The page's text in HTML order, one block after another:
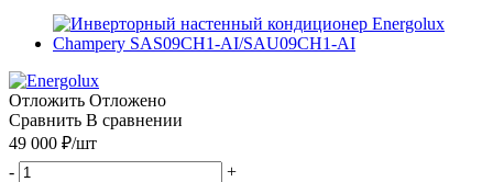
Отложить Отложено
Сравнить В сравнении
49 000 ₽/шт
-
+